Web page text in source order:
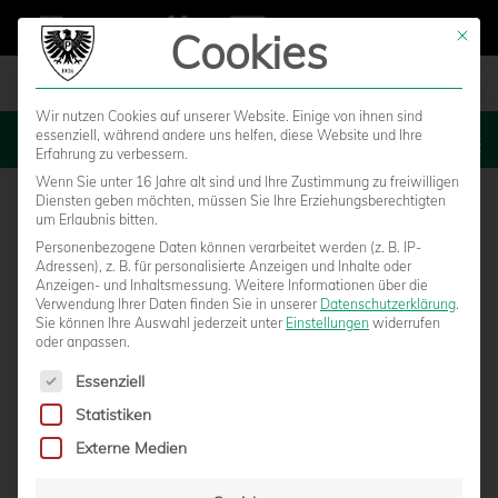
MENU
PETER GAGELMANN PFEIFT DAS DERBY IN
Mit
Cookies
Wir nutzen Cookies auf unserer Website. Einige von ihnen sind
essenziell, während andere uns helfen, diese Website und Ihre
Erfahrung zu verbessern.
Wenn Sie unter 16 Jahre alt sind und Ihre Zustimmung zu freiwilligen
Diensten geben möchten, müssen Sie Ihre Erziehungsberechtigten
um Erlaubnis bitten.
Personenbezogene Daten können verarbeitet werden (z. B. IP-
Adressen), z. B. für personalisierte Anzeigen und Inhalte oder
Anzeigen- und Inhaltsmessung. Weitere Informationen über die
Verwendung Ihrer Daten finden Sie in unserer Datenschutzerklärung.
Sie können Ihre Auswahl jederzeit unter Einstellungen widerrufen
oder anpassen.
Es folgt eine Liste der Service-Gruppen, für die eine
Essenziell
Statistiken
Externe Medien